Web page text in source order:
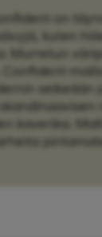
on
kuten
Murretun
selkeään
kaveriksi.